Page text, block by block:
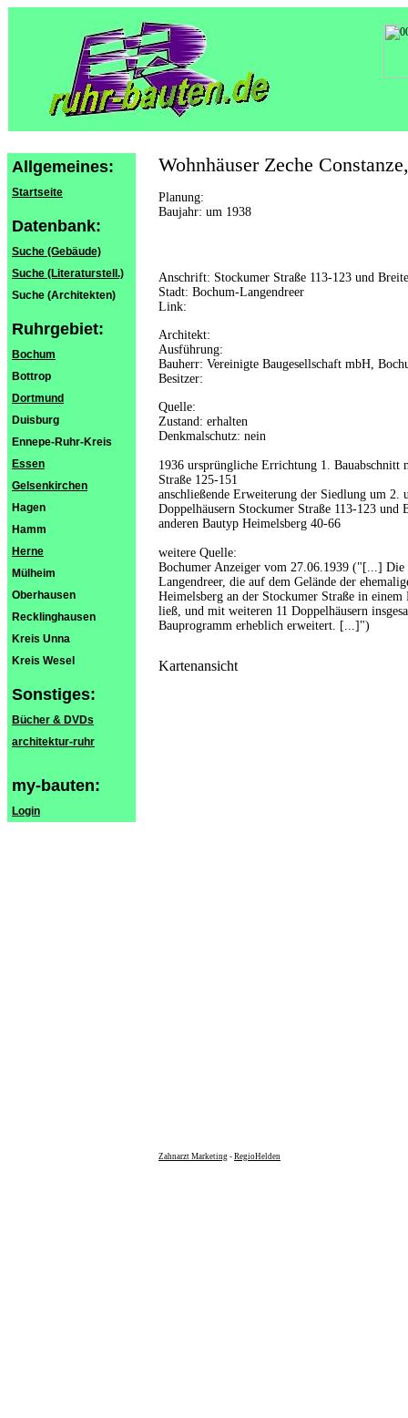
Allgemeines:
Startseite
Datenbank:
Suche (Gebäude)
Suche (Literaturstell.)
Suche (Architekten)
Ruhrgebiet:
Bochum
Bottrop
Dortmund
Duisburg
Ennepe-Ruhr-Kreis
Essen
Gelsenkirchen
Hagen
Hamm
Herne
Mülheim
Oberhausen
Recklinghausen
Kreis Unna
Kreis Wesel
Sonstiges:
Bücher & DVDs
architektur-ruhr
my-bauten:
Login
Wohnhäuser Zeche
Planung:
Baujahr: um 1938
Anschrift: Stockumer Straße 113-123 und
Stadt: Bochum-Langendreer
Link:
Architekt:
Ausführung:
Bauherr: Vereinigte Baugesellschaft mbH,
Besitzer:
Quelle:
Zustand: erhalten
Denkmalschutz: nein
1936 ursprüngliche Errichtung 1. Bauabschnitt
Straße 125-151
anschließende Erweiterung der Siedlung um
Doppelhäusern Stockumer Straße 113-123
anderen Bautyp Heimelsberg 40-66
weitere Quelle:
Bochumer Anzeiger vom 27.06.1939 ("[...] Die
Langendreer, die auf dem Gelände der
Heimelsberg an der Stockumer Straße in einem
ließ, und mit weiteren 11 Doppelhäusern
Bauprogramm erheblich erweitert. [...]")
Kartenansicht
Zahnarzt Marketing - RegioHelden